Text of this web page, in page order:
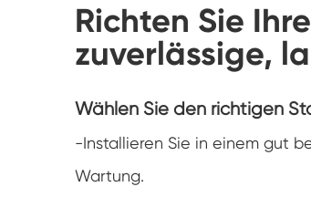
Richten Sie
zuverlässige,
Wählen Sie den richtigen
-Installieren Sie in einem gut
Wartung.